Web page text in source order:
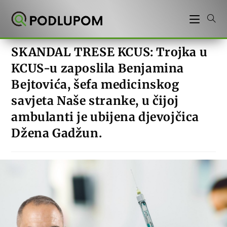
SKANDAL TRESE KCUS: Trojka u
KCUS-u zaposlila Benjamina
Bejtovića, šefa medicinskog
savjeta Naše stranke, u čijoj
ambulanti je ubijena djevojčica
Džena Gadžun.